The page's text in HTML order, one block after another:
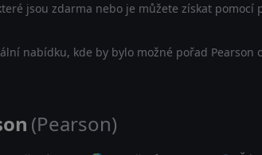
jsou zdarma nebo je můžete získat pomocí
nabídku, kde by bylo možné pořad
(Pearson)